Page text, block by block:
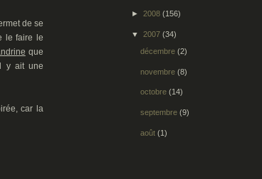
de se
le faire le
que
y ait une
car la
► 2008 (156)
▼ 2007 (34)
décembre(2)
novembre(8)
octobre(14)
septembre(9)
août(1)